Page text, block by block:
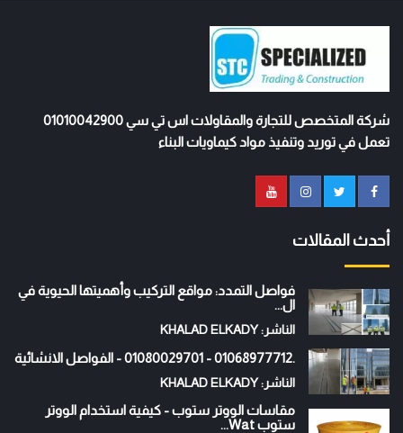
شركة المتخصص للتجارة والمقاولات اس تي سي 01010042900
تعمل في توريد وتنفيذ مواد كيماويات البناء
أحدث المقالات
فواصل التمدد: مواقع التركيب وأهميتها الحيوية في
ال...
الناشر: KHALAD ELKADY
.01068977712 - 01080029701 - الفواصل الانشائية
الناشر: KHALAD ELKADY
مقاسات الووتر ستوب - كيفية استخدام الووتر
ستوب Wat...